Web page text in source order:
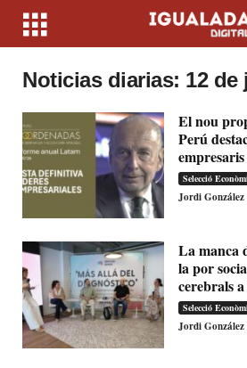
Noticias diarias: 12 de
El nou
Perú
Selecció
Jordi González
La manca
la por
cerebrals
Selecció
Jordi González